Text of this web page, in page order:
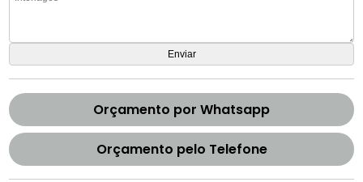
Orçamento por Whatsapp
Orçamento pelo Telefone